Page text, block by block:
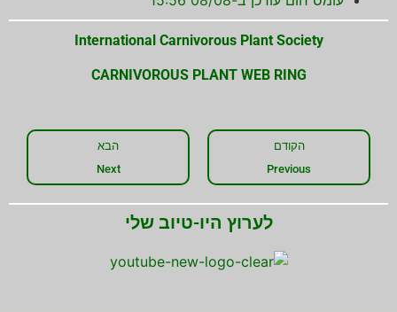
International Carnivorous Plant Society
CARNIVOROUS PLANT WEB RING
הקודם
Previous
הבא
Next
לערוץ היו-טיוב שלי